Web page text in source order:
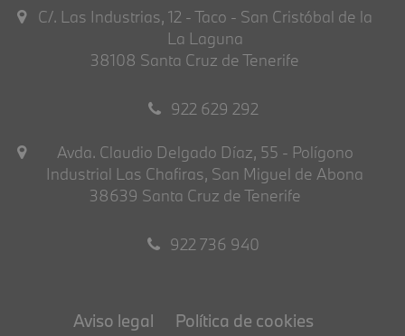
C/. Las Industrias, 12 - Taco - San Cristóbal de la
La Laguna
38108 Santa Cruz de Tenerife
922 629 292
Avda. Claudio Delgado Díaz, 55 - Polígono
Industrial Las Chafiras, San Miguel de Abona
38639 Santa Cruz de Tenerife
922 736 940
Aviso legal Política de cookies